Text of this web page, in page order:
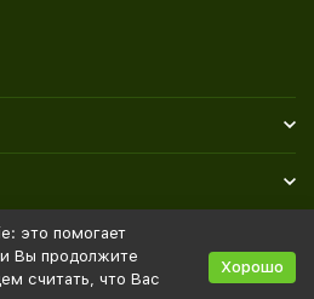
Карта сайта
это помогает
Вы продолжите
считать, что Вас
Хорошо